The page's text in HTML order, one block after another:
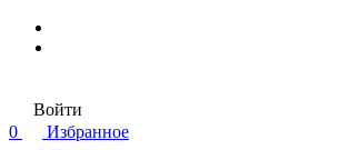
Войти
0
Избранное